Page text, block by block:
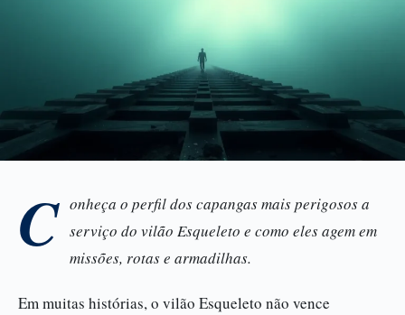
C onheça o perfil dos capangas mais perigosos a
serviço do vilão Esqueleto e como eles agem em
missões, rotas e armadilhas.
Em muitas histórias, o vilão Esqueleto não vence